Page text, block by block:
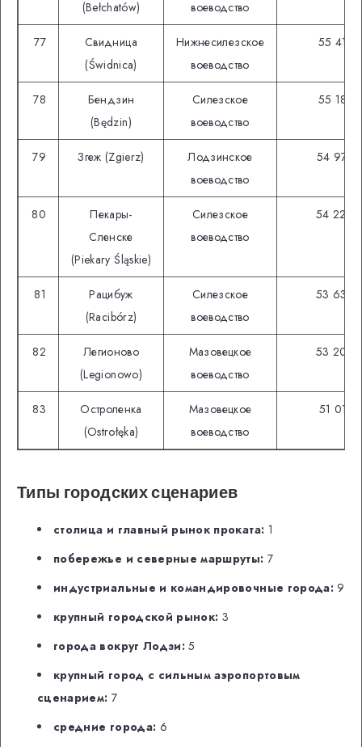
(Bełchatów)
воеводство
77
Свидница
(Świdnica)
Нижнесилезское
воеводство
55 413
78
Бендзин
(Będzin)
Силезское
воеводство
55 183
79 Згеж (Zgierz)
Лодзинское
воеводство
54 974
80
Пекары-
Сленске
(Piekary Śląskie)
Силезское
воеводство
54 226
81
Рацибуж
(Racibórz)
Силезское
воеводство
53 632
82
Легионово
(Legionowo)
Мазовецкое
воеводство
53 205
83
Остроленка
(Ostrołęka)
Мазовецкое
воеводство
51 012
Типы городских сценариев
столица и главный рынок проката: 1
побережье и северные маршруты: 7
индустриальные и командировочные города: 9
крупный городской рынок: 3
города вокруг Лодзи: 5
крупный город с сильным аэропортовым
сценарием: 7
средние города: 6